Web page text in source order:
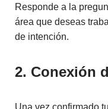
Responde a la
área que deseas
de intención.
2. Conexión
Una vez confirmado